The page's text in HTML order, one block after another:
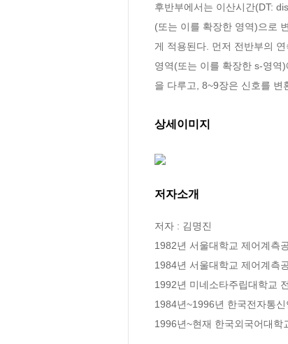
후반부에서는 이산시간(DT:
(또는 이를 확장한 영역)으로
게 적용된다. 먼저 전반부의
영역(또는 이를 확장한 s-영역
을 다루고, 8~9장은 신호를 변
상세이미지
저자소개
저자 : 김명진
1982년 서울대학교 제어계측
1984년 서울대학교 제어계측
1992년 미네소타주립대학교
1984년~1996년 한국전자통
1996년~현재 한국외국어대학